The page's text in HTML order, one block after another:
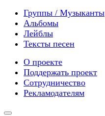
Группы / Музыканты
Альбомы
Лейблы
Тексты песен
О проекте
Поддержать проект
Сотрудничество
Рекламодателям